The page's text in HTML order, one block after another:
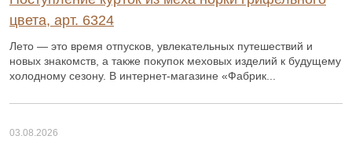
цвета, арт. 6324
Лето — это время отпусков, увлекательных путешествий и
новых знакомств, а также покупок меховых изделий к будущему
холодному сезону. В интернет-магазине «Фабрик...
03.08.2026